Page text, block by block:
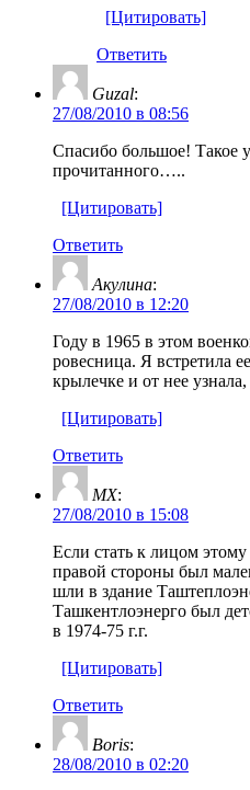
[Цитировать]
Ответить
Guzal:
27/08/2010 в 08:56
Спасибо большое! Такое
прочитанного…..
[Цитировать]
Ответить
Акулина:
27/08/2010 в 12:20
Году в 1965 в этом
ровесница. Я встретила
крылечке и от нее
[Цитировать]
Ответить
МХ:
27/08/2010 в 15:08
Если стать к лицом
правой стороны был
шли в здание
Ташкентлоэнерго был
в 1974-75 г.г.
[Цитировать]
Ответить
Boris:
28/08/2010 в 02:20